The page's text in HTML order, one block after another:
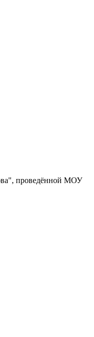
проведённой МОУ